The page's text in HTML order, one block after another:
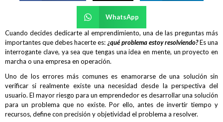
WhatsApp
Cuando decides dedicarte al emprendimiento, una de las preguntas más
importantes que debes hacerte es: ¿qué problema estoy resolviendo?Es una
interrogante clave, ya sea que tengas una idea en mente, un proyecto en
marcha o una empresa en operación.
Uno de los errores más comunes es enamorarse de una solución sin
verificar si realmente existe una necesidad desde la perspectiva del
usuario. El mayor riesgo para un emprendedor es desarrollar una solución
para un problema que no existe. Por ello, antes de invertir tiempo y
recursos, define con precisión y objetividad el problema a resolver.